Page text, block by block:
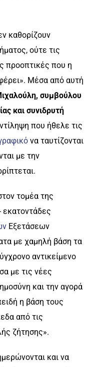
καθορίζουν
ούτε τις
προοπτικές που η
Μέσα από αυτή
συμβούλου
και συνιδρυτή
που ήθελε τις
να ταυτίζονται
με την
τομέα της
εκατοντάδες
Εξετάσεων
με χαμηλή βάση τα
αντικείμενο
με τις νέες
και την αγορά
η βάση τους
από τις
ζήτησης».
και να